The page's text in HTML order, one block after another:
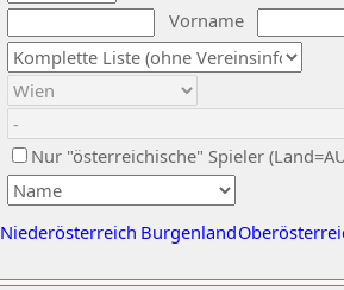
Vorname
Nur "österreichische" Spieler
Niederösterreich Burgenland